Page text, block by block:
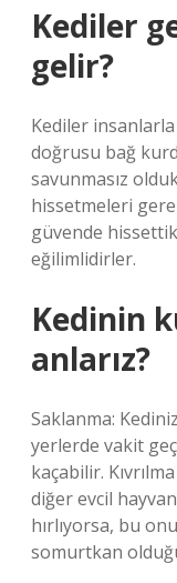
Kediler
gelir?
Kediler
doğrusu bağ
savunmasız
hissetmeleri
güvende
eğilimlidirler.
Kedinin
anlarız?
Saklanma:
yerlerde vakit
kaçabilir.
diğer evcil
hırlıyorsa, bu
somurtkan